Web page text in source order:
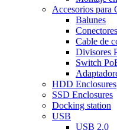
Accesorios para
Balunes
Conectores
Cable de
Divisores
Switch
HDD Enclosures
SSD Enclosures
Docking station
USB
USB 2.0